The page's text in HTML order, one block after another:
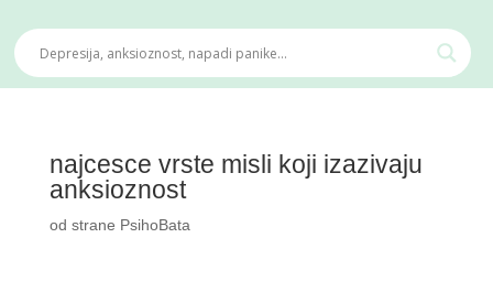
najcesce vrste misli koji izazivaju
anksioznost
od strane PsihoBata